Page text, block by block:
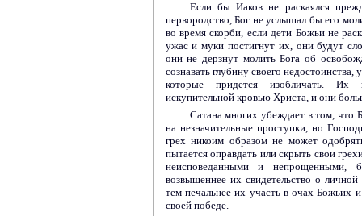
Если бы Иаков не раскаялся
первородство, Бог не услышал бы его
во время скорби, если дети Божьи не
ужас и муки постигнут их, они будут
они не дерзнут молить Бога об
сознавать глубину своего
которые придется изобличать. Их
искупительной кровью Христа, и они
Сатана многих убеждает в том, что
на незначительные проступки, но
грех никоим образом не может
пытается оправдать или скрыть свои
неисповеданными и непрощенными,
возвышеннее их свидетельство о
тем печальнее их участь в очах Божьих
своей победе.